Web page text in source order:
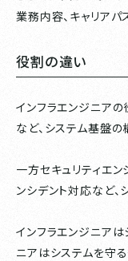
業務内容、キャリアパ
役割の違い
インフラエンジニア
など、システム基盤の
一方セキュリティエン
ンシデント対応など、
インフラエンジニアは
ニアはシステムを守る